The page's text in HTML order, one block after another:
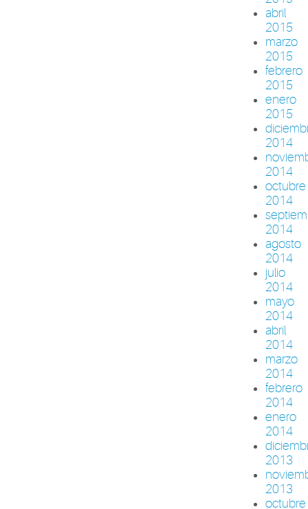
abril
2015
marzo
2015
febrero
2015
enero
2015
2014
2014
octubre
2014
2014
agosto
2014
julio
2014
mayo
2014
abril
2014
marzo
2014
febrero
2014
enero
2014
2013
2013
octubre